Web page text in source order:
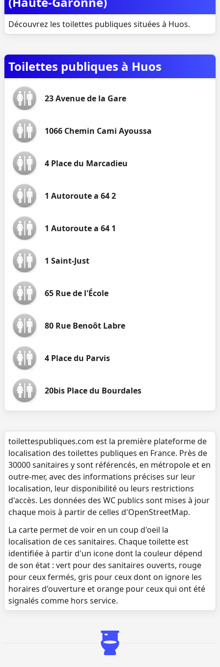
Découvrez les toilettes publiques situées à Huos.
Toilettes publiques à Huos
23 Avenue de la Gare
1066 Chemin Cami Ayoussa
4 Place du Marcadieu
1 Autoroute a 64 2
1 Autoroute a 64 1
1 Saint-Just
65 Rue de l'École
80 Rue Benoôt Labre
4 Place du Parvis
20bis Place du Bourdales
toilettespubliques.com est la première plateforme de
localisation des toilettes publiques en France. Près de
30000 sanitaires y sont référencés, en métropole et en
outre-mer, avec des informations précises sur leur
localisation, leur disponibilité ou leurs restrictions
d'accès. Les données des WC publics sont mises à jour
chaque mois à partir de celles d'OpenStreetMap.
La carte permet de voir en un coup d'oeil la
localisation de ces sanitaires. Chaque toilette est
identifiée à partir d'un icone dont la couleur dépend
de son état : vert pour des sanitaires ouverts, rouge
pour ceux fermés, gris pour ceux dont on ignore les
horaires d'ouverture et orange pour ceux qui ont été
signalés comme hors service.